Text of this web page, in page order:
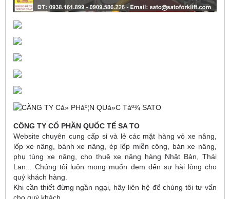
CÔNG TY CỔ PHẦN QUỐC TẾ SA TO
Website chuyên cung cấp sỉ và lẻ các mặt hàng vỏ xe nâng,
lốp xe nâng, bánh xe nâng, ép lốp miễn công, bán xe nâng,
phụ tùng xe nâng, cho thuê xe nâng hàng Nhật Bản, Thái
Lan... Chúng tôi luôn mong muốn đem đến sự hài lòng cho
quý khách hàng.
Khi cần thiết đừng ngần ngại, hãy liên hệ để chúng tôi tư vấn